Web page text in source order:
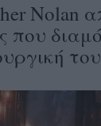
Nolan
που